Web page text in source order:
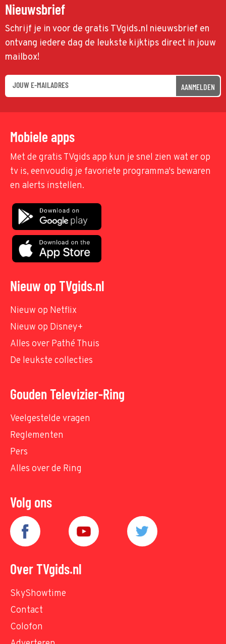
Nieuwsbrief
Schrijf je in voor de gratis TVgids.nl nieuwsbrief en
ontvang iedere dag de leukste kijktips direct in jouw
mailbox!
AANMELDEN
Mobiele apps
Met de gratis TVgids app kun je snel zien wat er op
tv is, eenvoudig je favoriete programma's bewaren
en alerts instellen.
Nieuw op TVgids.nl
Nieuw op Netflix
Nieuw op Disney+
Alles over Pathé Thuis
De leukste collecties
Gouden Televizier-Ring
Veelgestelde vragen
Reglementen
Pers
Alles over de Ring
Volg ons
Over TVgids.nl
SkyShowtime
Contact
Colofon